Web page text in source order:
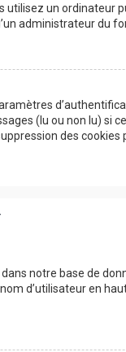
utilisez un ordinateur
administrateur du
(lu ou non lu) si
des cookies
notre base de
d’utilisateur en